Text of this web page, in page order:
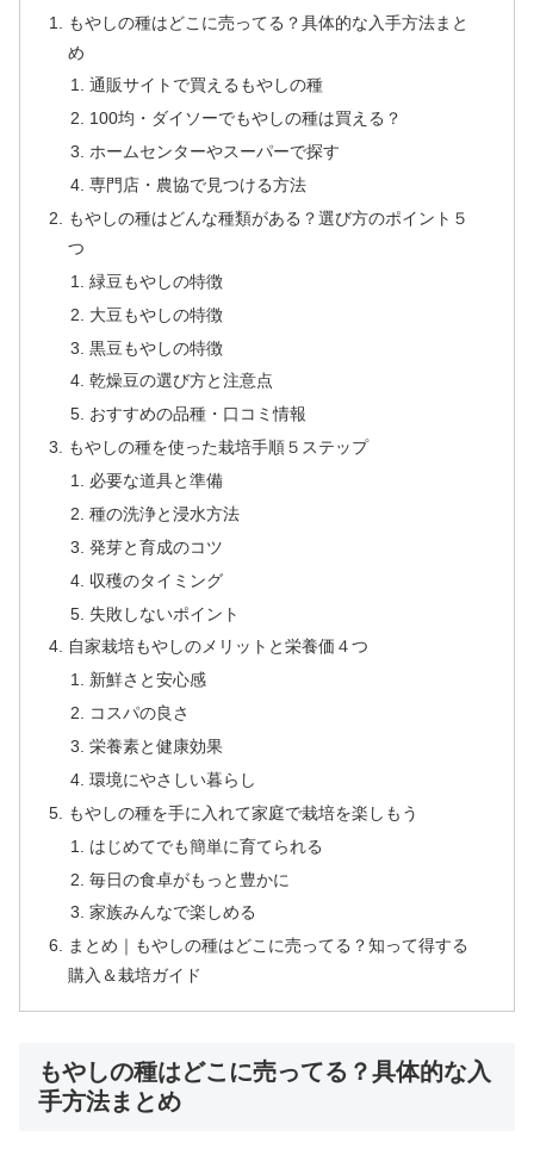
もやしの種はどこに売ってる？具体的な入手方法まと
め
通販サイトで買えるもやしの種
100均・ダイソーでもやしの種は買える？
ホームセンターやスーパーで探す
専門店・農協で見つける方法
もやしの種はどんな種類がある？選び方のポイント５
つ
緑豆もやしの特徴
大豆もやしの特徴
黒豆もやしの特徴
乾燥豆の選び方と注意点
おすすめの品種・口コミ情報
もやしの種を使った栽培手順５ステップ
必要な道具と準備
種の洗浄と浸水方法
発芽と育成のコツ
収穫のタイミング
失敗しないポイント
自家栽培もやしのメリットと栄養価４つ
新鮮さと安心感
コスパの良さ
栄養素と健康効果
環境にやさしい暮らし
もやしの種を手に入れて家庭で栽培を楽しもう
はじめてでも簡単に育てられる
毎日の食卓がもっと豊かに
家族みんなで楽しめる
まとめ｜もやしの種はどこに売ってる？知って得する
購入＆栽培ガイド
もやしの種はどこに売ってる？具体的な入
手方法まとめ